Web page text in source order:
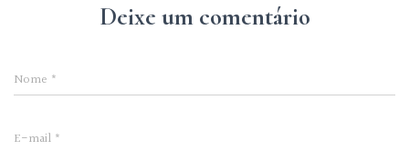
Deixe um comentário
Nome *
E-mail *